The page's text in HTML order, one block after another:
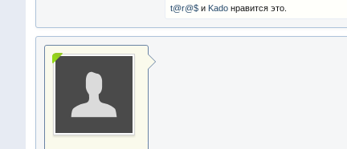
t@r@$и Kadoнравится это.